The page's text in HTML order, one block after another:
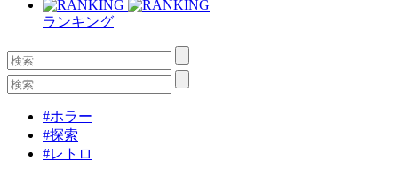
ランキング
#ホラー
#探索
#レトロ